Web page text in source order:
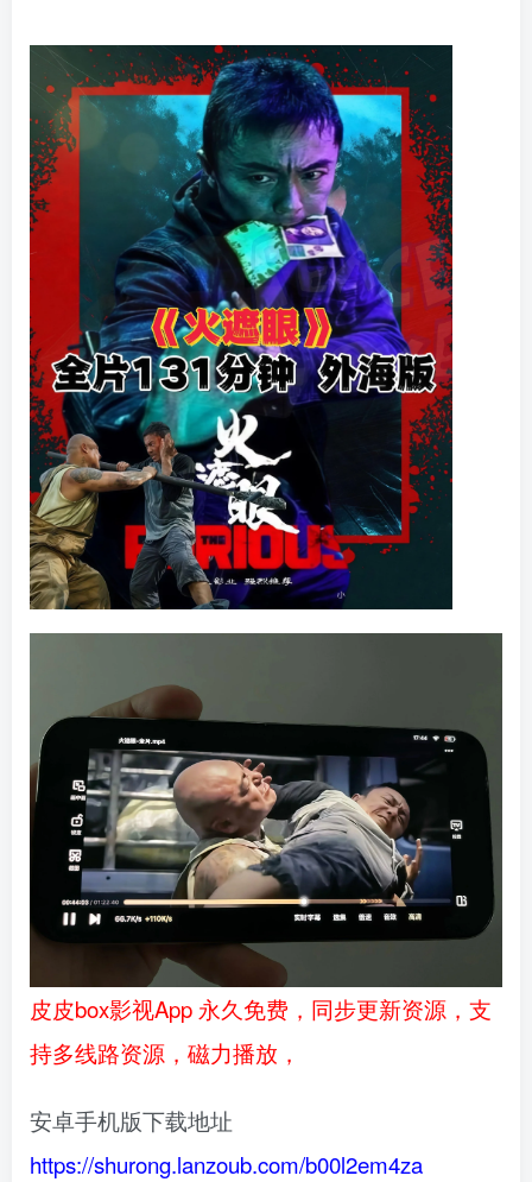
皮皮box影视App 永久免费，同步更新资源，支
持多线路资源，磁力播放，
安卓手机版下载地址
https://shurong.lanzoub.com/b00l2em4za